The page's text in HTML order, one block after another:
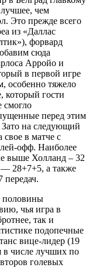
чем
Это прежде всего
из «Даллас
форвард
сюда
Арройо и
в первой игре
особенно тяжело
который гости
смогло
перед этим
Зато на следующий
свое в матче с
офф. Наиболее
выше Холланд – 32
— 28+7+5, а также
передач.
половины
чья игра в
так и
подопечные
вице-лидер (19
в числе лучших по
голевых